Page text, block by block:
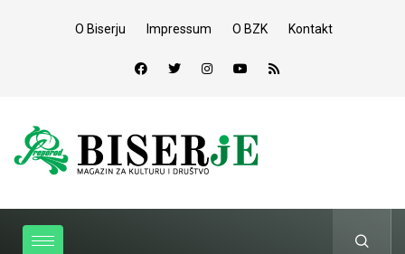
O Biserju Impressum O BZK Kontakt